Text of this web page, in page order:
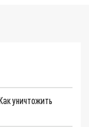
уничтожить